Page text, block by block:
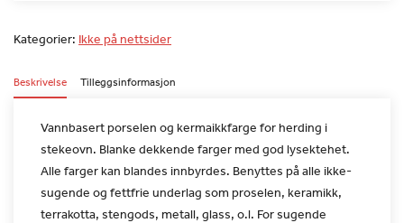
Kategorier: Ikke på nettsider
Beskrivelse Tilleggsinformasjon
Vannbasert porselen og kermaikkfarge for herding i
stekeovn. Blanke dekkende farger med god lysektehet.
Alle farger kan blandes innbyrdes. Benyttes på alle ikke-
sugende og fettfrie underlag som proselen, keramikk,
terrakotta, stengods, metall, glass, o.l. Forsugende